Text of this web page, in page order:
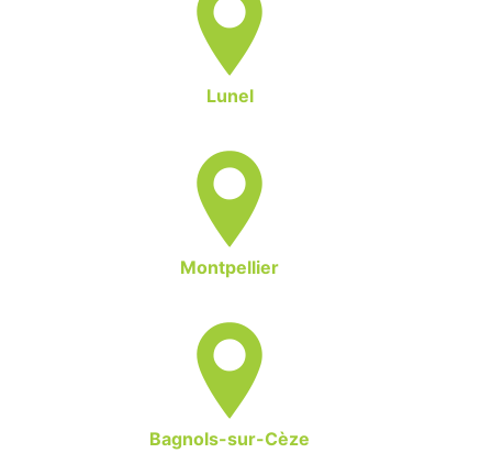
Lunel
Montpellier
Bagnols-sur-Cèze